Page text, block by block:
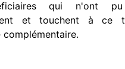
qui n'ont
et touchent à ce
complémentaire.